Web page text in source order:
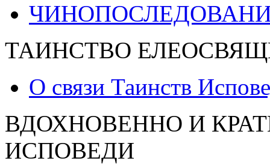
ТАИНСТВО
О связи Таинств
ВДОХНОВЕННО И
ИСПОВЕДИ